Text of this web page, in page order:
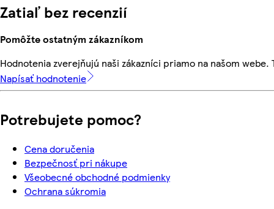
Zatiaľ bez recenzií
Pomôžte ostatným zákazníkom
Hodnotenia zverejňujú naši zákazníci priamo na našom
Napísať hodnotenie
Potrebujete pomoc?
Cena doručenia
Bezpečnosť pri nákupe
Všeobecné obchodné podmienky
Ochrana súkromia